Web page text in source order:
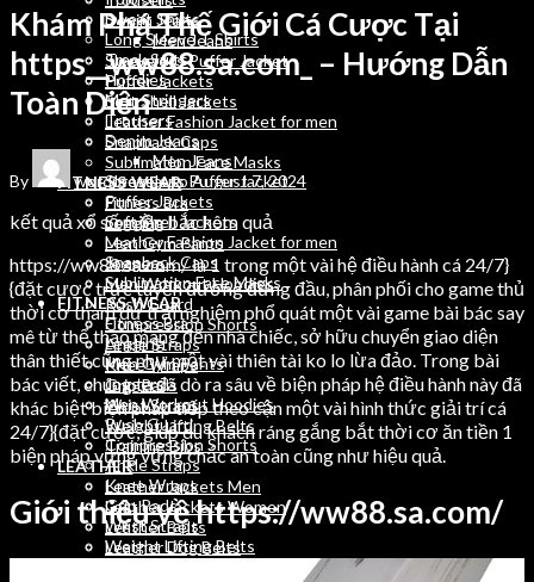
Denim Jeans
Men Jeans
Sleeveless Puffer Jacket
Puffer Jackets
Soft Shell Jackets
Leather Fashion Jacket for men
Snapback Caps
Sublimation Face Masks
FITNESS WEAR
Fitness Bra
Legging
Men Gym Pants
Joggers
Men Workout Hoodies
Rush Guard
Compression Shorts
Ankle Straps
Knee Wraps
Grip Pads
Wrist Straps
Weight Lifting Belts
Training Bibs
LEATHER
Leather Jackets Men
Leather Jackets Women
Leather Belts
Leather Dog Belts
Sweat Shirts
Long Sleeve T Shirts
Track Suits
Hoodies
Men Stringers
Trousers
Denim Jeans
Men Jeans
Sleeveless Puffer Jacket
Puffer Jackets
Soft Shell Jackets
Leather Fashion Jacket for men
Snapback Caps
Sublimation Face Masks
FITNESS WEAR
Fitness Bra
Legging
Men Gym Pants
Joggers
Men Workout Hoodies
Rush Guard
Compression Shorts
Ankle Straps
Knee Wraps
Grip Pads
Wrist Straps
Weight Lifting Belts
Khám Phá Thế Giới Cá Cược Tại
https__ww88.sa.com_ – Hướng Dẫn
Toàn Diện
By wordpressauto August 7, 2024
kết quả xổ số miền bắc hôm quả
https://ww88.sa.com/ là 1 trong một vài hệ điều hành cá 24/7}
{đặt cược trực tuyến đường đứng đầu, phân phối cho game thủ
thời cơ tham dự trải nghiệm phổ quát một vài game bài bác say
mê từ thể thao mang đến nhà chiếc, sở hữu chuyển giao diện
thân thiết cũng như một vài thiên tài ko lo lừa đảo. Trong bài
bác viết, chúng ta đã dò ra sâu về biện pháp hệ điều hành này đã
khác biệt biện pháp tiếp theo cận một vài hình thức giải trí cá
24/7}{đặt cược, giúp du khách ráng gắng bắt thời cơ ăn tiền 1
biện pháp vững vững chắc an toàn cũng như hiệu quả.
Giới thiệu về https://ww88.sa.com/